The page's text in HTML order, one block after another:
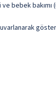
bebek bakımı